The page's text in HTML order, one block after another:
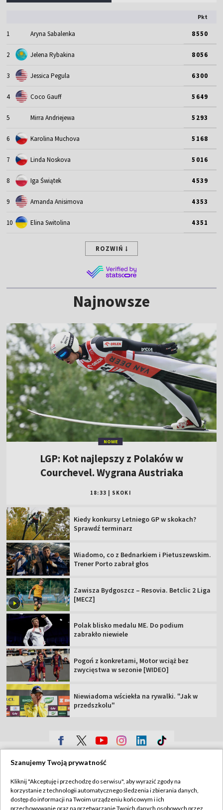
Pkt
1 Aryna Sabalenka 8550
2 Jelena Rybakina 8056
3 Jessica Pegula 6300
4 Coco Gauff 5649
5 Mirra Andriejewa 5293
6 Karolina Muchova 5168
7 Linda Noskova 5016
8 Iga Świątek 4539
9 Amanda Anisimova 4353
10 Elina Switolina 4351
ROZWIŃ
Najnowsze
NOWE
LGP: Kot najlepszy z Polaków w
Courchevel. Wygrana Austriaka
18:33 SKOKI
Kiedy konkursy Letniego GP w skokach?
Sprawdź terminarz
Wiadomo, co z Bednarkiem i Pietuszewskim.
Trener Porto zabrał głos
Zawisza Bydgoszcz – Resovia. Betclic 2 Liga
[MECZ]
Polak blisko medalu ME. Do podium
zabrakło niewiele
Pogoń z konkretami, Motor wciąż bez
zwycięstwa w sezonie [WIDEO]
Niewiadoma wściekła na rywalki. "Jak w
przedszkolu"
Sklep TVP
Biuro Reklamy
Polityka prywatności
Moje zgody
Szanujemy Twoją prywatność
Kliknij "Akceptuję i przechodzę do serwisu", aby wyrazić zgody na
korzystanie z technologii automatycznego śledzenia i zbierania danych,
dostęp do informacji na Twoim urządzeniu końcowym i ich
przechowywanie oraz na przetwarzanie Twoich danych osobowych przez